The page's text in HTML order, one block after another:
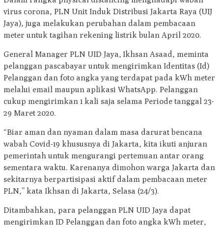
virus corona, PLN Unit Induk Distribusi Jakarta Raya (UIJ
Jaya), juga melakukan perubahan dalam pembacaan
meter untuk tagihan rekening listrik bulan April 2020.
General Manager PLN UID Jaya, Ikhsan Asaad, meminta
pelanggan pascabayar untuk mengirimkan Identitas (Id)
Pelanggan dan foto angka yang terdapat pada kWh meter
melalui email maupun aplikasi WhatsApp. Pelanggan
cukup mengirimkan 1 kali saja selama Periode tanggal 23-
29 Maret 2020.
“Biar aman dan nyaman dalam masa darurat bencana
wabah Covid-19 khususnya di Jakarta, kita ikuti anjuran
pemerintah untuk mengurangi pertemuan antar orang
sementara waktu. Karenanya dimohon warga Jakarta dan
sekitarnya berpartisipasi aktif dalam pembacaan meter
PLN,” kata Ikhsan di Jakarta, Selasa (24/3).
Ditambahkan, para pelanggan PLN UID Jaya dapat
mengirimkan ID Pelanggan dan foto angka kWh meter,